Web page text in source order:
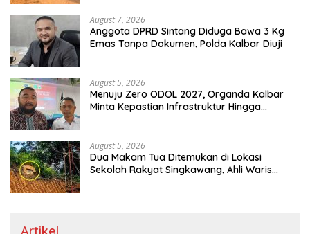
August 7, 2026
Anggota DPRD Sintang Diduga Bawa 3 Kg
Emas Tanpa Dokumen, Polda Kalbar Diuji
August 5, 2026
Menuju Zero ODOL 2027, Organda Kalbar
Minta Kepastian Infrastruktur Hingga
August 5, 2026
Dua Makam Tua Ditemukan di Lokasi
Sekolah Rakyat Singkawang, Ahli Waris
Artikel